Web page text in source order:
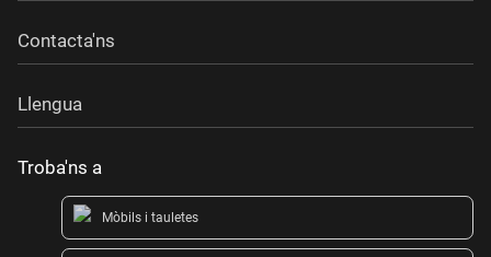
Contacta'ns
Llengua
Troba'ns a
Mòbils i tauletes